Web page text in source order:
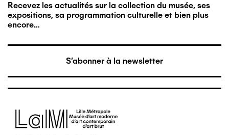
Recevez les actualités sur la collection du musée, ses
expositions, sa programmation culturelle et bien plus
encore…
S'abonner à la newsletter
Image